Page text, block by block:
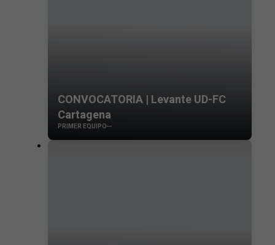
CONVOCATORIA | Levante UD-FC
Cartagena
PRIMER EQUIPO